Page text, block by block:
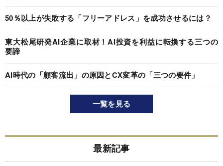
50％以上が失敗する「フリーアドレス」を成功させるには？
東大松尾研発AI企業に取材！AI投資を利益に転換する三つの
要諦
AI時代の「顧客流出」の原因とCX変革の「三つの要件」
一覧を見る
最新記事